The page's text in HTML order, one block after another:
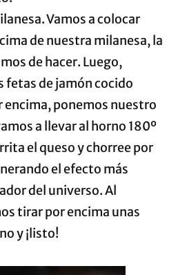
Vamos a colocar
de nuestra milanesa, la
de hacer. Luego,
fetas de jamón cocido
encima, ponemos nuestro
a llevar al horno 180º
el queso y chorree por
el efecto más
del universo. Al
tirar por encima unas
y ¡listo!